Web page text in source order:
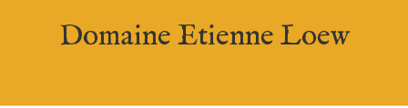
Domaine Etienne Loew